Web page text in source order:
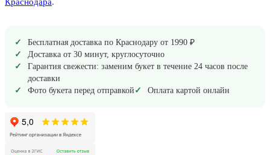
Бесплатная доставка по Краснодару от 1990 ₽
Доставка от 30 минут, круглосуточно
Гарантия свежести: заменим букет в течение 24 часов после
доставки
Фото букета перед отправкой
Оплата картой онлайн